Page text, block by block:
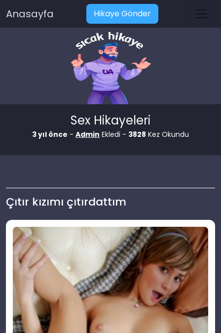
Anasayfa Hikaye Gönder
Sex Hikayeleri
3 yıl önce - Admin Ekledi - 3828 Kez Okundu
Çıtır kızımı çıtırdattım